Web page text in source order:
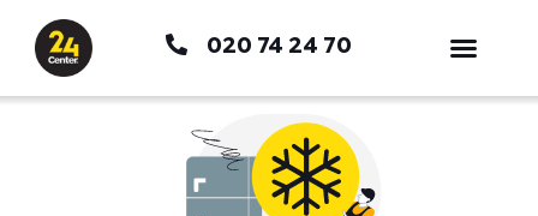
innehåll
020 74 24 70